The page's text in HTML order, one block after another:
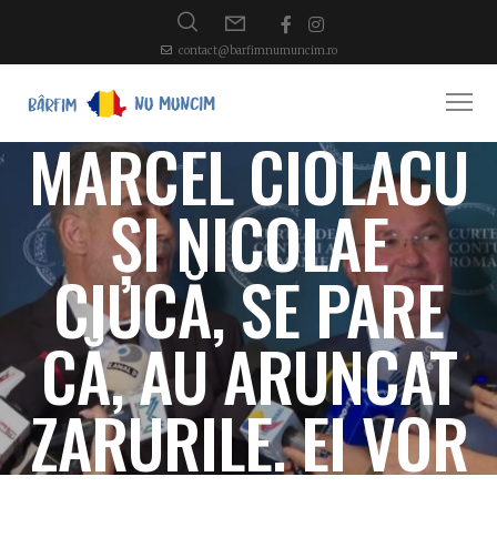
contact@barfimnumuncim.ro
MARCEL CIOLACU
ȘI NICOLAE
CIUCĂ, SE PARE
CĂ, AU ARUNCAT
ZARURILE. EI VOR
MERGE CU